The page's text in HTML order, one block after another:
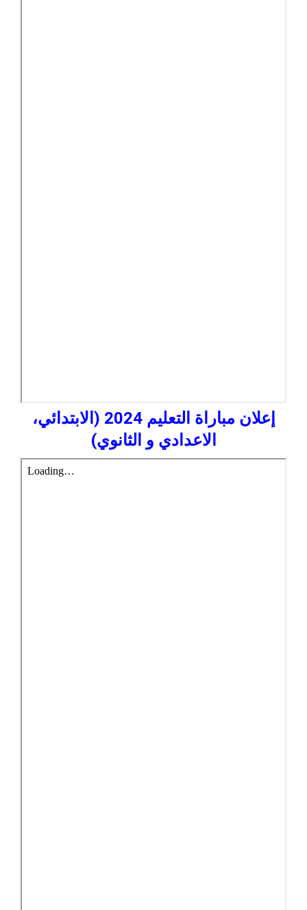
إعلان مباراة التعليم 2024 (الابتدائي،
الاعدادي و الثانوي)